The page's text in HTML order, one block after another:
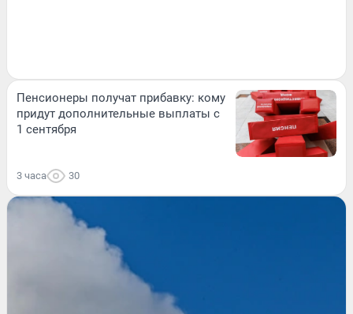
Пенсионеры получат прибавку: кому
придут дополнительные выплаты с
1 сентября
3 часа 30